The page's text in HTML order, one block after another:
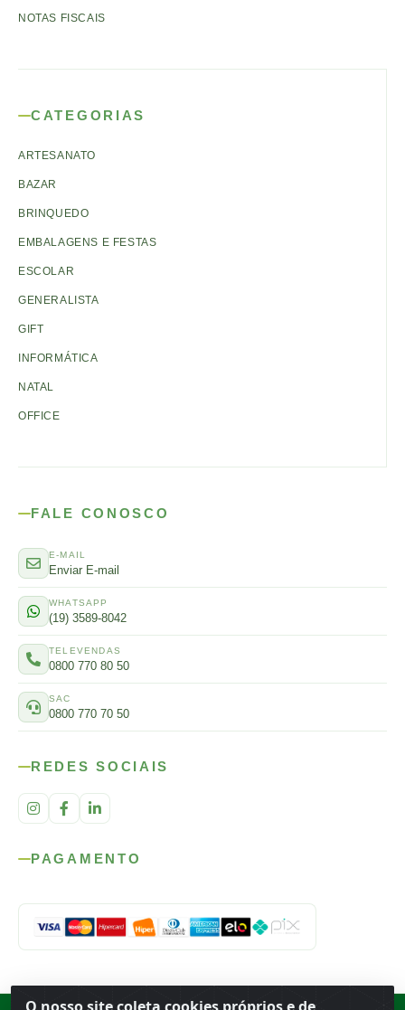
NOTAS FISCAIS
CATEGORIAS
ARTESANATO
BAZAR
BRINQUEDO
EMBALAGENS E FESTAS
ESCOLAR
GENERALISTA
GIFT
INFORMÁTICA
NATAL
OFFICE
FALE CONOSCO
E-MAIL
Enviar E-mail
WHATSAPP
(19) 3589-8042
TELEVENDAS
0800 770 80 50
SAC
0800 770 70 50
REDES SOCIAIS
PAGAMENTO